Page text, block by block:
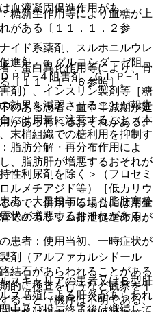
血液凝固促進作用があ
イド系薬剤、スルホニルウレ
進剤、α−グルコシダーゼ阻
ＰＰ−４阻害剤、ＧＬＰ−１
剤）、インスリン製剤等［糖
効果を減弱させることが報告
には用量に注意すること（本
末梢組織での糖利用を抑制す
性利尿剤を除く＞（フロセミ
ルメチアジド等）［低カリウ
ので、併用する場合には用量
でのカリウム排泄促進作用が
剤（アルファカルシドール
結石があらわれることがある
的に検査を行うなど観察を十
ること（機序は不明である、
糖新生作用等により血糖が上
がある〔１１．１．２参
：蛋白異化作用等により、骨
〔１１．１．６参照〕。
のある患者：血中半減期が延
があらわれるおそれがある。
脂肪分解・再分布作用によ
、脂肪肝が増悪するおそれが
者：大量投与により脂肪塞栓
状が増悪するおそれがある。
患者：使用当初、一時症状が
スキャリアの患者又はＢ型肝
ス増殖による肝炎があらわれ
中及び投与終了後は継続して